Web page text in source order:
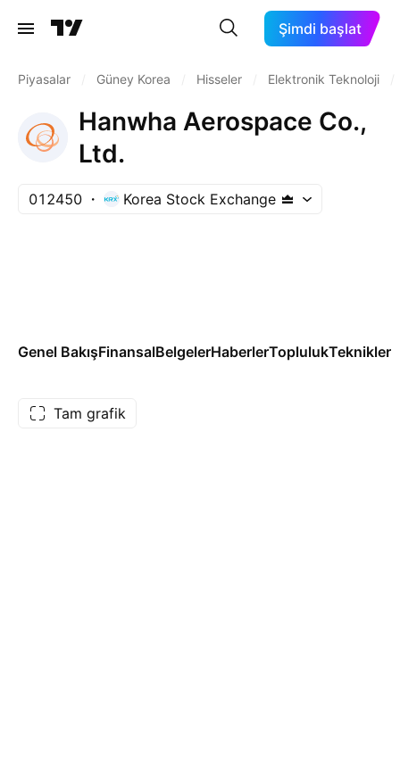
Şimdi başlat
Piyasalar Güney Korea Hisseler Elektronik Teknoloji
Hanwha Aerospace Co.,
Ltd.
012450 Korea Stock Exchange
Genel BakışFinansalBelgelerHaberlerToplulukTeknikler
Tam grafik